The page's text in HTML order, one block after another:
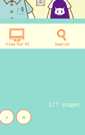
2/7 pages
› »